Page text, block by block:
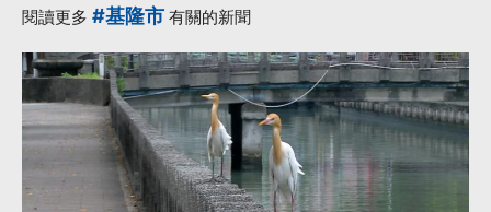
閱讀更多 #基隆市 有關的新聞